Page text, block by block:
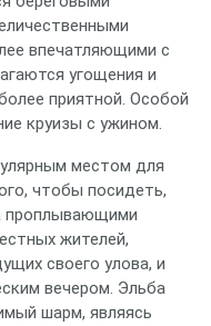
впечатляющими с
угощения и
приятной. Особой
круизы с ужином.
местом для
чтобы посидеть,
проплывающими
жителей,
своего улова, и
вечером. Эльба
шарм, являясь